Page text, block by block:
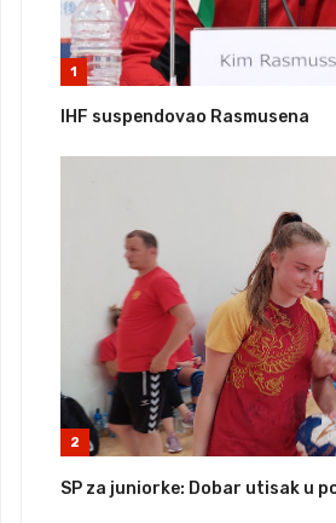
1
IHF suspendovao Rasmusena
2
SP za juniorke: Dobar utisak u